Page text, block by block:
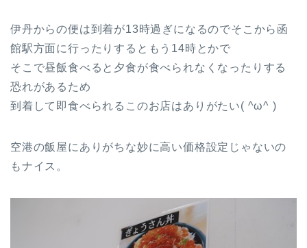
伊丹からの便は到着が13時過ぎになるのでそこから函
館駅方面に行ったりするともう14時とかで
そこで昼飯食べると夕食が食べられなくなったりする
恐れがあるため
到着して即食べられるこのお店はありがたい( ^ω^ )
空港の飯屋にありがちな妙に高い価格設定じゃないの
もナイス。